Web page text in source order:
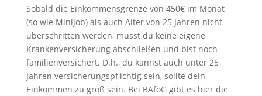
Sobald die Einkommensgrenze von 450€ im Monat
(so wie Minijob) als auch Alter von 25 Jahren nicht
überschritten werden, musst du keine eigene
Krankenversicherung abschließen und bist noch
familienversichert. D.h., du kannst auch unter 25
Jahren versicherungspflichtig sein, sollte dein
Einkommen zu groß sein. Bei BAföG gibt es hier die